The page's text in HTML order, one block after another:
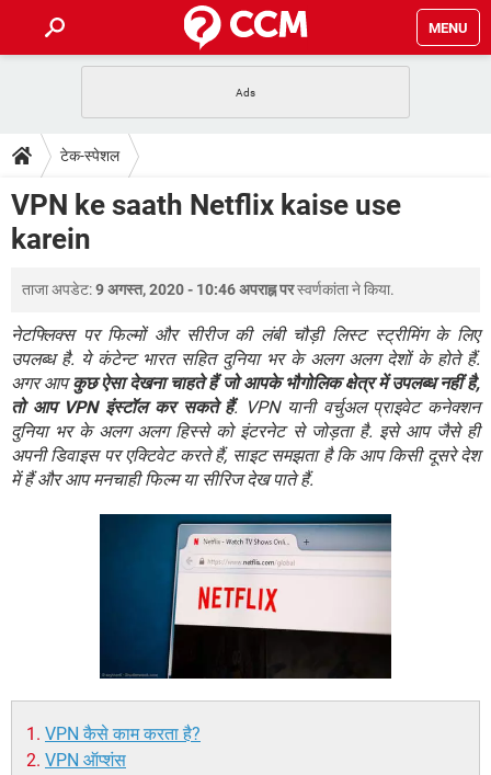
MENU
फोन पर अकाउंट बैलेंस चेक
WhatsApp Hack हो गया? Lucky Patcher यूज करें
टेक-स्पेशल
2020 के फ्री एंटीवायरस
बेस्ट फ्री ऑनलाइन गेम्स
डाउनलोड
Vidmate
FORUM
TikTok Account Freeze हो गया JioPhone में TikTok डाउनलोड
SBI बैंक अकाउंट नंबर पता करें
केबल और कनेक्टर्स कंप्यूटर बस
सीरियल और पैरलल पोर्ट
टेक-स्पेशल
VPN ke saath Netflix kaise use
karein
ताजा अपडेट:9 अगस्त, 2020 - 10:46 अपराह्न परस्वर्णकांताने किया.
नेटफ्लिक्स पर फिल्मों और सीरीज की लंबी चौड़ी लिस्ट स्ट्रीमिंग के लिए
उपलब्ध है. ये कंटेन्ट भारत सहित दुनिया भर के अलग अलग देशों के होते हैं.
अगर आपकुछ ऐसा देखना चाहते हैं जो आपके भौगोलिक क्षेत्र में उपलब्ध नहीं है,
तो आप VPN इंस्टॉल कर सकते हैं. VPN यानी वर्चुअल प्राइवेट कनेक्शन
दुनिया भर के अलग अलग हिस्से को इंटरनेट से जोड़ता है. इसे आप जैसे ही
अपनी डिवाइस पर एक्टिवेट करते हैं, साइट समझता है कि आप किसी दूसरे देश
में हैं और आप मनचाही फिल्म या सीरिज देख पाते हैं.
VPN कैसे काम करता है?
VPN ऑप्शंस